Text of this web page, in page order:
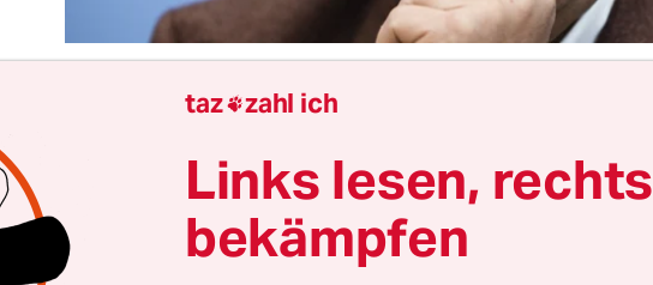
muss sein: Etwas Illegales hat Sigmar Gabriel nicht
Dass sich der Ex-SPD-Chef, wie er selbst bestätigt,
hat, von März bis Mai 2020 den mittlerweile höchst
Fleischproduzenten Tönnies zu beraten
taz zahl ich
Links lesen, rechts
bekämpfen